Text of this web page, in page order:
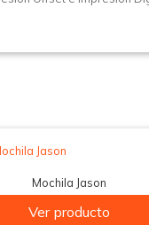
Mochila Jason
Ver producto